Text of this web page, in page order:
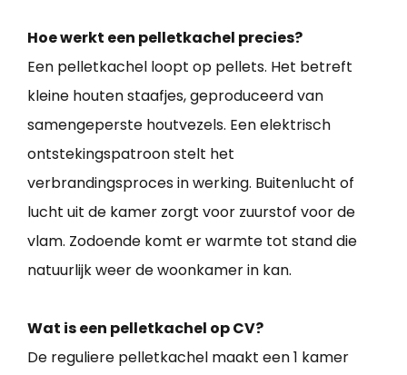
Hoe werkt een pelletkachel precies?
Een pelletkachel loopt op pellets. Het betreft
kleine houten staafjes, geproduceerd van
samengeperste houtvezels. Een elektrisch
ontstekingspatroon stelt het
verbrandingsproces in werking. Buitenlucht of
lucht uit de kamer zorgt voor zuurstof voor de
vlam. Zodoende komt er warmte tot stand die
natuurlijk weer de woonkamer in kan.
Wat is een pelletkachel op CV?
De reguliere pelletkachel maakt een 1 kamer